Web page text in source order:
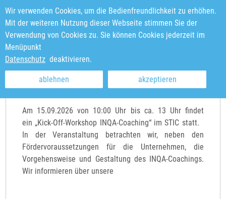
akzeptieren
ablehnen
Wir verwenden Cookies, um die Bedienfreundlichkeit zu erhöhen.
Mit der weiteren Nutzung dieser Webseite stimmen Sie der
Verwendung von Cookies zu. Sie können Cookies jederzeit im
Menüpunkt
Datenschutz deaktivieren.
Sie sind hier:
Kick-Off-Workshop INQA-Coaching
Am 15.09.2026 von 10:00 Uhr bis ca. 13 Uhr findet
ein „Kick-Off-Workshop INQA-Coaching“ im STIC statt.
In der Veranstaltung betrachten wir, neben den
Fördervoraussetzungen für die Unternehmen, die
Vorgehensweise und Gestaltung des INQA-Coachings.
Wir informieren über unsere